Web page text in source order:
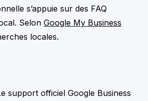
s’appuie sur des FAQ
Selon Google My Business
locales.
support officiel Google Business